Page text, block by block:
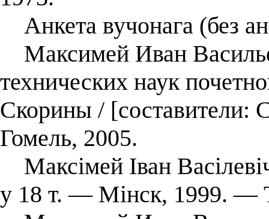
Анкета вучонага (без
Максимей Иван
технических наук
Скорины /
Гомель, 2005.
Максімей Іван
у 18 т. — Мінск, 1999. —